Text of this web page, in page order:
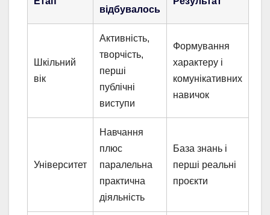
відбувалось
Шкільний
вік
Активність,
творчість,
перші
публічні
виступи
Формування
характеру і
комунікативних
навичок
Університет
Навчання
плюс
паралельна
практична
діяльність
База знань і
перші реальні
проєкти